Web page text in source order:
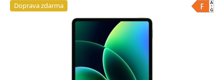
Doprava zdarma